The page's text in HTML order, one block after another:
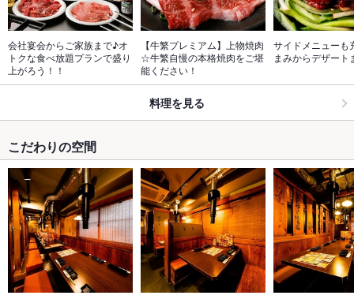
会社宴会からご家族まで♪オ
トクな食べ放題プランで盛り
上がろう！！
【牛繁プレミアム】上物焼肉
☆牛繁自慢の本格焼肉をご堪
能ください！
サイドメニュー
まみからデザート
料理を見る
こだわりの空間